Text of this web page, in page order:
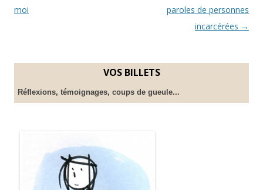
des
moi
paroles de personnes
incarcérées →
VOS BILLETS
Réflexions, témoignages, coups de gueule...